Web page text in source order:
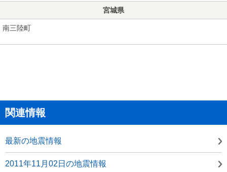
宮城県
南三陸町
関連情報
最新の地震情報
2011年11月02日の地震情報